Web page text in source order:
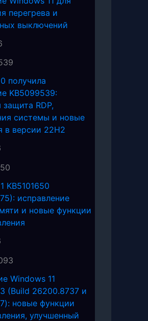
перегрева и
выключений
получила
KB5099539:
защита RDP,
системы и новые
в версии 22H2
KB5101650
исправление
и новые функции
Windows 11
(Build 26200.8737 и
новые функции
улучшенный